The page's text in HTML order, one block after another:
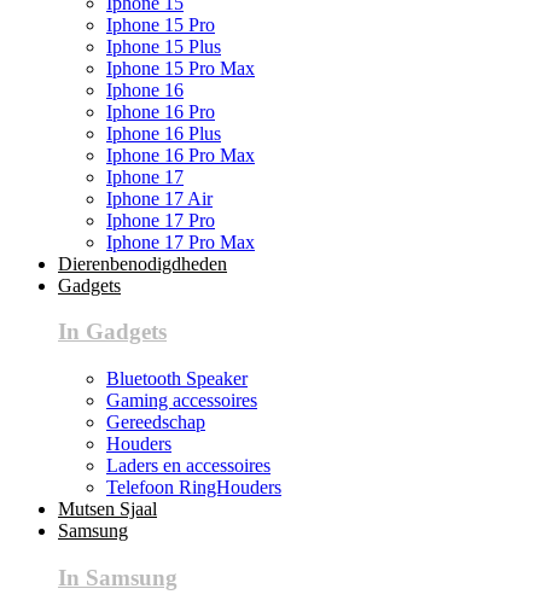
Iphone 15 Pro
Iphone 15 Plus
Iphone 15 Pro Max
Iphone 16
Iphone 16 Pro
Iphone 16 Plus
Iphone 16 Pro Max
Iphone 17
Iphone 17 Air
Iphone 17 Pro
Iphone 17 Pro Max
Dierenbenodigdheden
Gadgets
In Gadgets
Bluetooth Speaker
Gaming accessoires
Gereedschap
Houders
Laders en accessoires
Telefoon RingHouders
Mutsen Sjaal
Samsung
In Samsung